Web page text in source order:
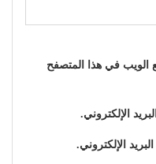
الويب في هذا المتصفح
الإلكتروني.
الإلكتروني.